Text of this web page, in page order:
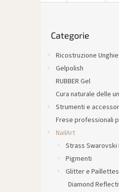
le
Categorie
Ricostruzione Unghie
Gelpolish
RUBBER Gel
Cura naturale delle
Strumenti e
Frese professionali
NailArt
Strass Swarovski
Pigmenti
Glitter e Paillettes
Diamond